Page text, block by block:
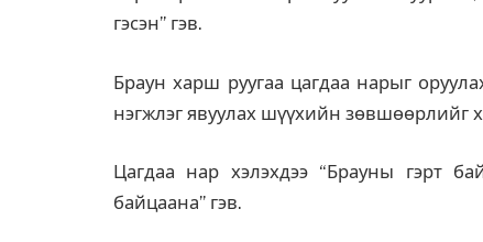
гэсэн” гэв.
Браун харш руугаа цагдаа нарыг
нэгжлэг явуулах шүүхийн зөвшөөрлийг
Цагдаа нар хэлэхдээ “Брауны гэрт
байцаана” гэв.